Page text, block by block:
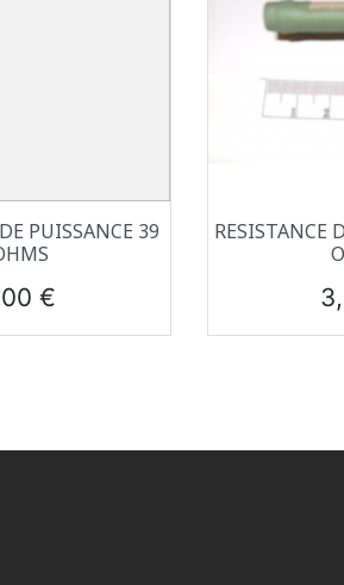
rapide
PUISSANCE 39
€

RESISTANCE